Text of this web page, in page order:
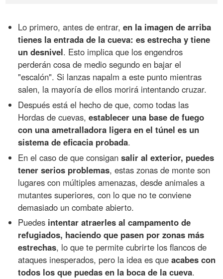
Lo primero, antes de entrar,en la imagen de arriba
tienes la entrada de la cueva: es estrecha y tiene
un desnivel. Esto implica que los engendros
perderán cosa de medio segundo en bajar el
"escalón". Si lanzas napalm a este punto mientras
salen, la mayoría de ellos morirá intentando cruzar.
Después está el hecho de que, como todas las
Hordas de cuevas,establecer una base de fuego
con una ametralladora ligera en el túnel es un
sistema de eficacia probada.
En el caso de que consigansalir al exterior, puedes
tener serios problemas, estas zonas de monte son
lugares con múltiples amenazas, desde animales a
mutantes superiores, con lo que no te conviene
demasiado un combate abierto.
Puedes intentar atraerles al campamento de
refugiados, haciendo que pasen por zonas más
estrechas, lo que te permite cubrirte los flancos de
ataques inesperados, pero la idea es queacabes con
todos los que puedas en la boca de la cueva.